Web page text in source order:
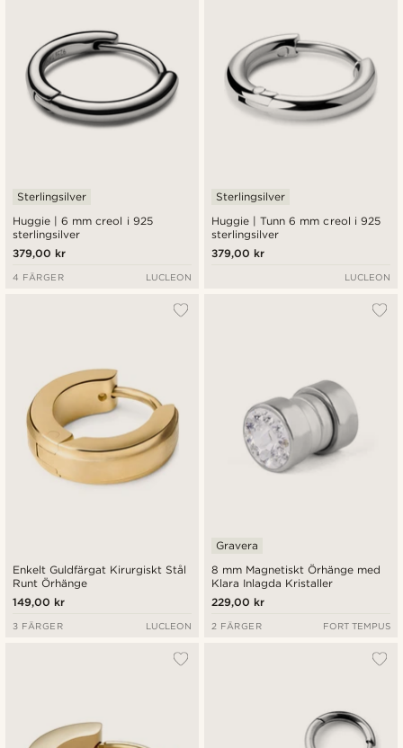
Huggie | 6 mm creol i 925
sterlingsilver
Sterlingsilver
379,00 kr
4 FÄRGER LUCLEON
Huggie | Tunn 6 mm creol i 925
sterlingsilver
Sterlingsilver
379,00 kr
LUCLEON
Enkelt Guldfärgat Kirurgiskt Stål
Runt Örhänge
149,00 kr
3 FÄRGER LUCLEON
8 mm Magnetiskt Örhänge med
Klara Inlagda Kristaller
Gravera
229,00 kr
2 FÄRGER FORT TEMPUS